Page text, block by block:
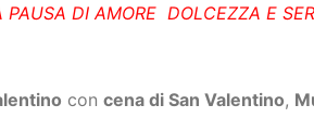
PAUSA DI AMORE DOLCEZZA E
con cena di San Valentino,